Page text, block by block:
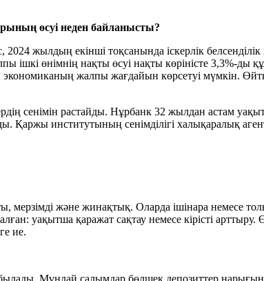
өсуі неден байланысты?
жылдың екінші тоқсанында іскерлік белсенділік
өнімнің нақты өсуі нақты көріністе 3,3%-ды
жалпы жағдайын көрсетуі мүмкін.
сенімін растайды. Нұрбанк 32 жылдан астам
институтының сенімділігі халықаралық
мерзімді және жинақтық. Оларда ішінара немесе
уақытша қаражат сақтау немесе кірісті
ие.
Мұндай салымдар бөлшек депозиттер